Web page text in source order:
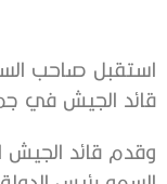
استقبل صاحب
قائد الجيش في
وقدم قائد الجيش